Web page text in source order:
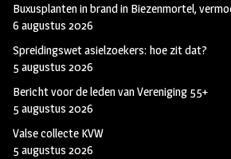
Buxusplanten in brand in Biezenmortel,
6 augustus 2026
Spreidingswet asielzoekers: hoe zit dat?
5 augustus 2026
Bericht voor de leden van Vereniging 55+
5 augustus 2026
Valse collecte KVW
5 augustus 2026